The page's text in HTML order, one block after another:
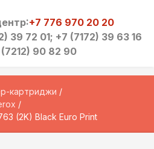
+7 776 970 20 20
39 72 01; +7 (7172) 39 63 16
90 82 90
картриджи
(2K) Black Euro Print